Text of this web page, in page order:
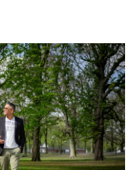
door de Koekamp, een